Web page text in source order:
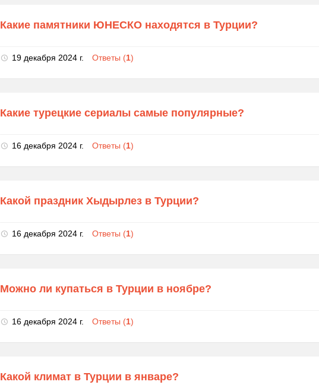
Какие памятники ЮНЕСКО находятся в Турции?
19 декабря 2024 г. Ответы (1)
Какие турецкие сериалы самые популярные?
16 декабря 2024 г. Ответы (1)
Какой праздник Хыдырлез в Турции?
16 декабря 2024 г. Ответы (1)
Можно ли купаться в Турции в ноябре?
16 декабря 2024 г. Ответы (1)
Какой климат в Турции в январе?